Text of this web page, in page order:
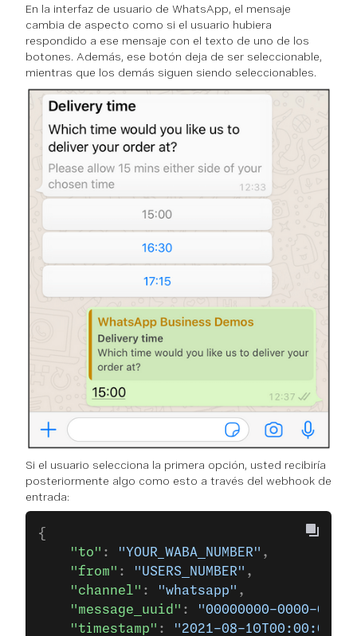
En la interfaz de usuario de WhatsApp, el mensaje
cambia de aspecto como si el usuario hubiera
respondido a ese mensaje con el texto de uno de los
botones. Además, ese botón deja de ser seleccionable,
mientras que los demás siguen siendo seleccionables.
Si el usuario selecciona la primera opción, usted recibiría
posteriormente algo como esto a través del webhook de
entrada:
{
    "to"
: "YOUR_WABA_NUMBER" ,
    "from"
: "USERS_NUMBER" ,
    "channel"
: "whatsapp" ,
    "message_uuid"
:
"00000000-0000-
    "timestamp"
: "2021-08-10T00:00:00Z"